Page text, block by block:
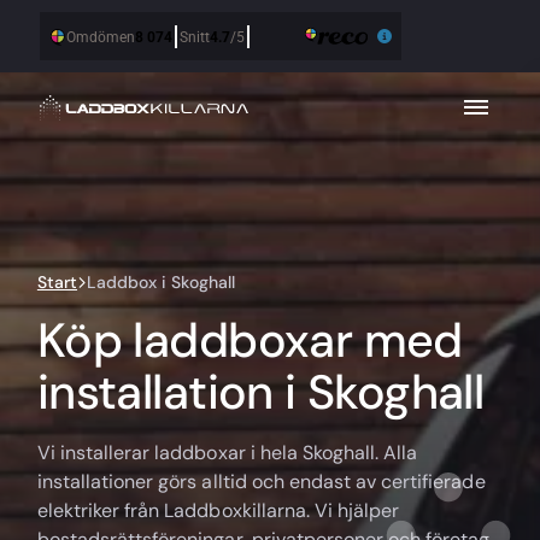
Start Laddbox i Skoghall
Köp laddboxar med
installation i Skoghall
Vi installerar laddboxar i hela Skoghall. Alla
installationer görs alltid och endast av certifierade
elektriker från Laddboxkillarna. Vi hjälper